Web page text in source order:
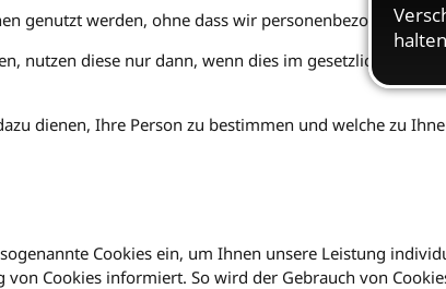
genutzt werden, ohne dass wir personenbezogene
nutzen diese nur dann, wenn dies im gesetzlichen
dienen, Ihre Person zu bestimmen und welche zu
Cookies ein, um Ihnen unsere Leistung
Cookies informiert. So wird der Gebrauch von